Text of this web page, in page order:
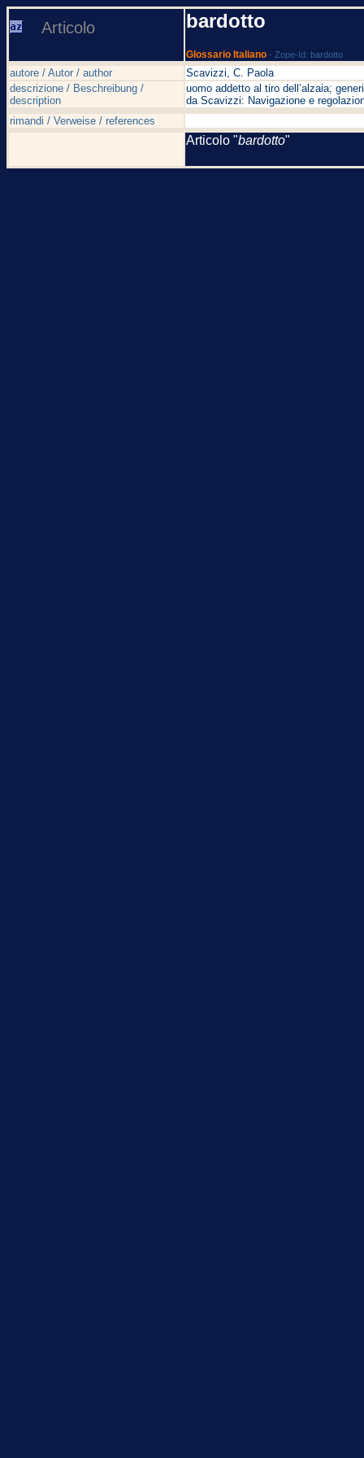
Articolo bardotto
Glossario Italiano - Zope-Id: bardotto
autore / Autor / author
Scavizzi, C. Paola
descrizione / Beschreibung /
description
uomo addetto al tiro dell’alzaia;
da Scavizzi: Navigazione e
rimandi / Verweise / references
Articolo "bardotto"